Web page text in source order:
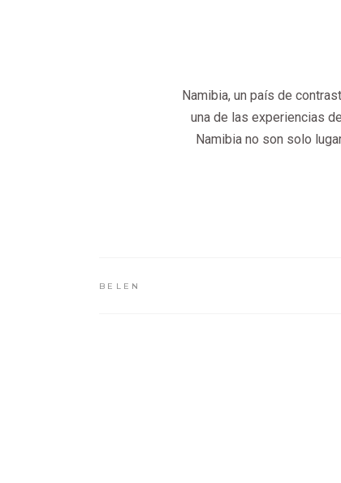
Namibia, un país de
una de las experiencias
Namibia no son solo
BELEN